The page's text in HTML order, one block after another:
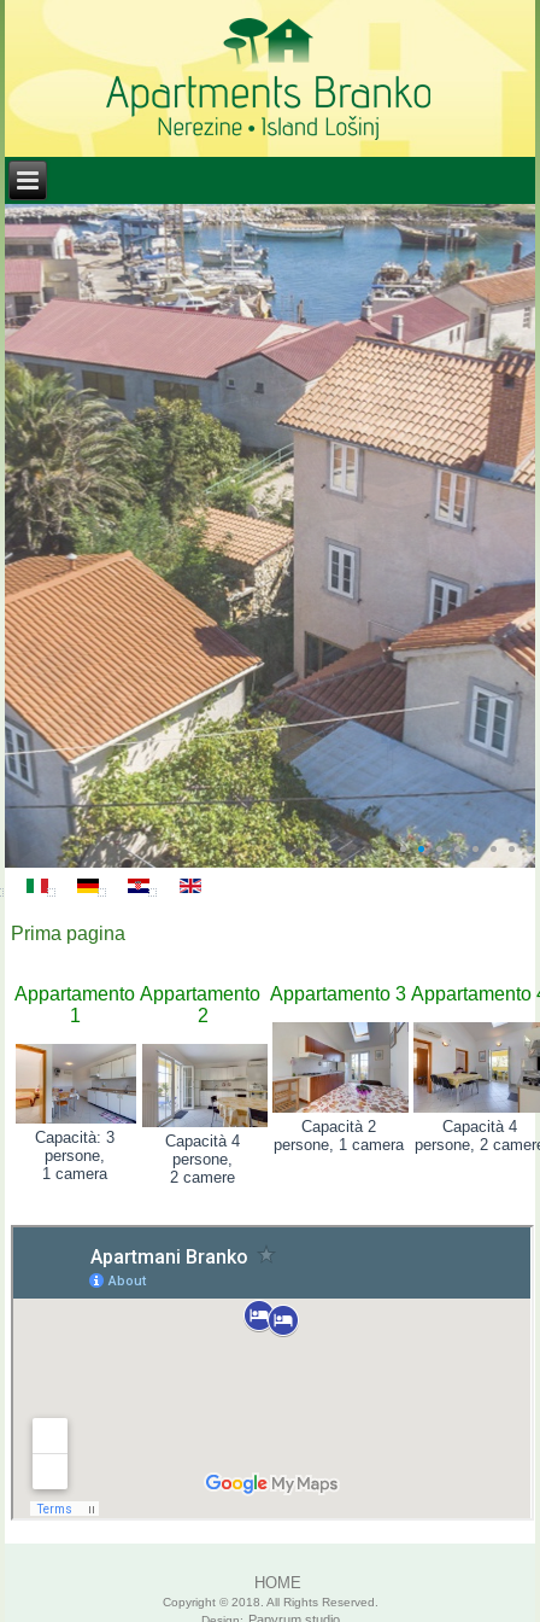
Prima pagina
Appartamento
1
Capacità: 3
persone,
1 camera
Appartamento
2
Capacità 4
persone,
2 camere
Appartamento 3
Capacità 2
persone, 1 camera
Appartamento
Capacità 4
persone, 2
HOME
Copyright © 2018. All Rights Reserved.